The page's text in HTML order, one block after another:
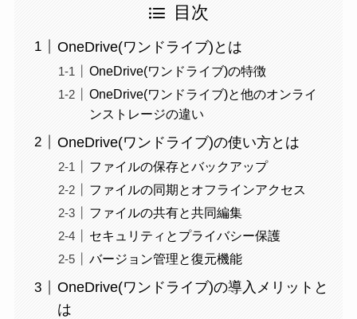
目次
OneDrive(ワンドライブ)とは
OneDrive(ワンドライブ)の特徴
OneDrive(ワンドライブ)と他のオンライ
ンストレージの違い
OneDrive(ワンドライブ)の使い方とは
ファイルの保存とバックアップ
ファイルの同期とオフラインアクセス
ファイルの共有と共同編集
セキュリティとプライバシー保護
バージョン管理と復元機能
OneDrive(ワンドライブ)の導入メリットと
は